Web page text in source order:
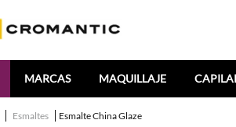
MARCAS MAQUILLAJE
Esmaltes Esmalte China Glaze